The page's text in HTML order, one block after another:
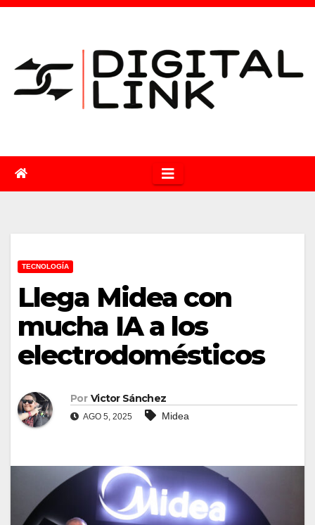
Saltar
TECNOLOGÍA
Llega Midea con
mucha IA a los
electrodomésticos
Por Victor Sánchez
AGO 5, 2025 Midea